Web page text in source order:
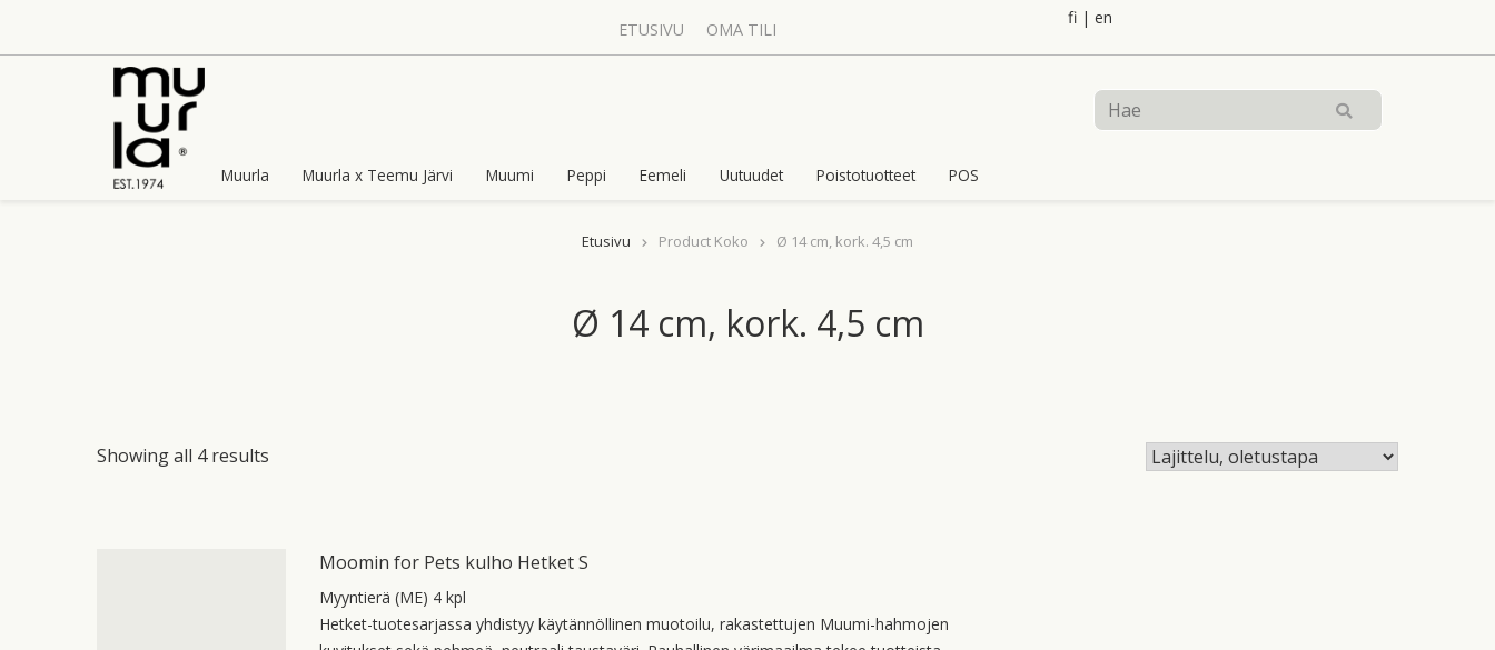
ETUSIVU OMA TILI
fi | en
Muurla Muurla x Teemu Järvi Muumi Peppi Eemeli Uutuudet Poistotuotteet POS
Etusivu Product Koko Ø 14 cm, kork. 4,5 cm
Ø 14 cm, kork. 4,5 cm
Showing all 4 results
Moomin for Pets kulho Hetket S
Myyntierä (ME) 4 kpl
Hetket-tuotesarjassa yhdistyy käytännöllinen muotoilu, rakastettujen Muumi-hahmojen